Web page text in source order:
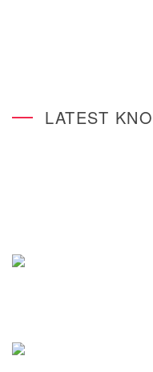
LATEST